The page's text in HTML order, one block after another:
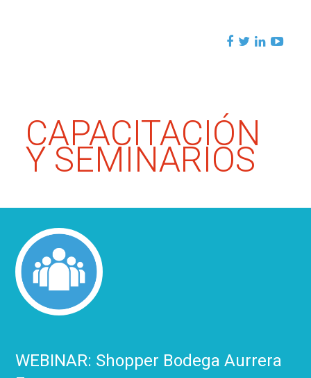
CAPACITACIÓN
Y SEMINARIOS
WEBINAR: Shopper Bodega Aurrera